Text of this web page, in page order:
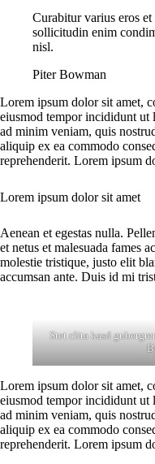
Curabitur varius eros
sollicitudin enim
nisl.
Piter Bowman
Lorem ipsum dolor sit amet,
eiusmod tempor incididunt ut
ad minim veniam, quis
aliquip ex ea commodo
reprehenderit. Lorem ipsum
Lorem ipsum dolor sit amet
Aenean et egestas nulla.
et netus et malesuada fames
molestie tristique, justo elit
accumsan ante. Duis id mi
Stet clita kasd
Lorem ipsum dolor sit amet,
eiusmod tempor incididunt ut
ad minim veniam, quis
aliquip ex ea commodo
reprehenderit. Lorem ipsum